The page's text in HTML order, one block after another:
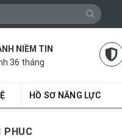
NIỀM TIN
36 tháng
HỒ SƠ NĂNG LỰC
PHUC